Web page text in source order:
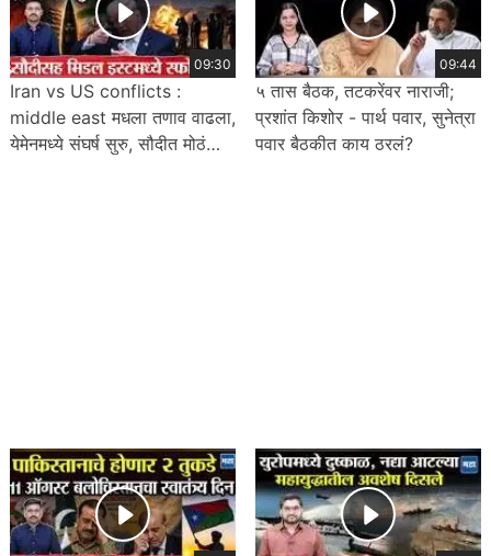
09:30
Iran vs US conflicts :
middle east मधला तणाव वाढला,
येमेनमध्ये संघर्ष सुरु, सौदीत मोठं
09:44
५ तास बैठक, तटकरेंवर नाराजी;
प्रशांत किशोर - पार्थ पवार, सुनेत्रा
पवार बैठकीत काय ठरलं?